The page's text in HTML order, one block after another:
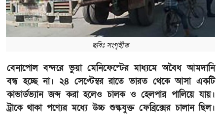
ছবিঃ সংগৃহীত
বেনাপোল বন্দরে ভুয়া মেনিফেস্টের মাধ্যমে অবৈধ আমদানি
বন্ধ হচ্ছে না। ২৪ সেপ্টেম্বর রাতে ভারত থেকে আসা একটি
কাভার্ডভ্যান জব্দ করা হলেও চালক ও হেলপার পালিয়ে যায়।
ট্রাকে থাকা পণ্যের মধ্যে উচ্চ শুল্কযুক্ত ফেব্রিক্সের চালান ছিল।